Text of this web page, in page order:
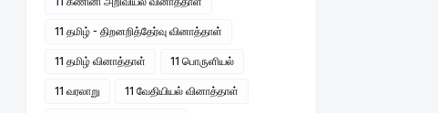
11 தமிழ் - திறனறித்தேர்வு வினாத்தாள்
11 தமிழ் வினாத்தாள் 11 பொருளியல்
11 வரலாறு 11 வேதியியல் வினாத்தாள்